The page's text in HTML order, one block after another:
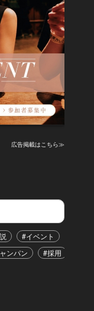
広告掲載はこちら≫
#イベント
ンパン #採用